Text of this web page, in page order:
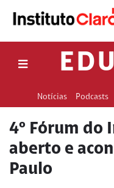
Notícias Podcasts
4º Fórum do
aberto e
Paulo